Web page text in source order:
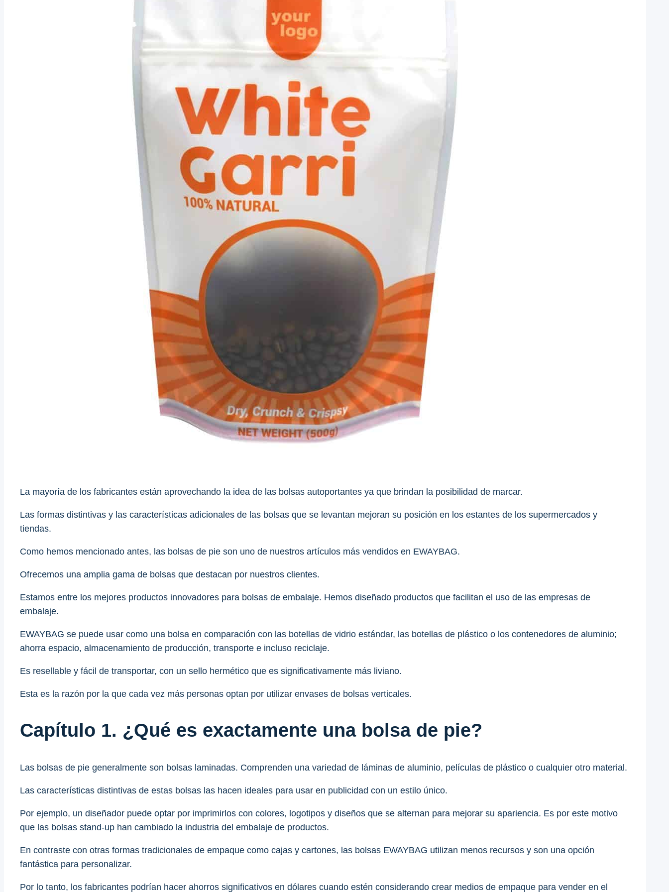
La mayoría de los fabricantes están aprovechando la idea de las bolsas autoportantes ya que brindan la posibilidad de marcar.
Las formas distintivas y las características adicionales de las bolsas que se levantan mejoran su posición en los estantes de los supermercados y
tiendas.
Como hemos mencionado antes, las bolsas de pie son uno de nuestros artículos más vendidos en EWAYBAG.
Ofrecemos una amplia gama de bolsas que destacan por nuestros clientes.
Estamos entre los mejores productos innovadores para bolsas de embalaje. Hemos diseñado productos que facilitan el uso de las empresas de
embalaje.
EWAYBAG se puede usar como una bolsa en comparación con las botellas de vidrio estándar, las botellas de plástico o los contenedores de aluminio;
ahorra espacio, almacenamiento de producción, transporte e incluso reciclaje.
Es resellable y fácil de transportar, con un sello hermético que es significativamente más liviano.
Esta es la razón por la que cada vez más personas optan por utilizar envases de bolsas verticales.
Capítulo 1. ¿Qué es exactamente una bolsa de pie?
Las bolsas de pie generalmente son bolsas laminadas. Comprenden una variedad de láminas de aluminio, películas de plástico o cualquier otro material.
Las características distintivas de estas bolsas las hacen ideales para usar en publicidad con un estilo único.
Por ejemplo, un diseñador puede optar por imprimirlos con colores, logotipos y diseños que se alternan para mejorar su apariencia. Es por este motivo
que las bolsas stand-up han cambiado la industria del embalaje de productos.
En contraste con otras formas tradicionales de empaque como cajas y cartones, las bolsas EWAYBAG utilizan menos recursos y son una opción
fantástica para personalizar.
Por lo tanto, los fabricantes podrían hacer ahorros significativos en dólares cuando estén considerando crear medios de empaque para vender en el